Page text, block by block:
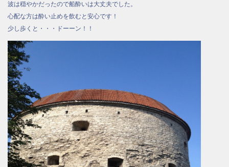
波は穏やかだったので船酔いは大丈夫でした。
心配な方は酔い止めを飲むと安心です！
少し歩くと・・・ドーーン！！